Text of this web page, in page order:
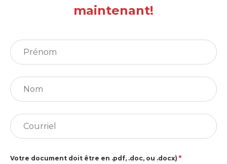
maintenant!
Votre document doit être en .pdf, .doc, ou .docx) *